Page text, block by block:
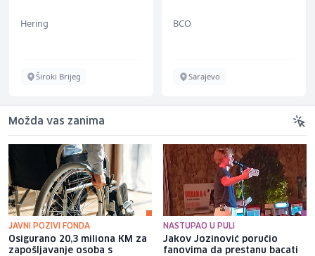
Hering
Široki Brijeg
BCO
Sarajevo
Možda vas zanima
JAVNI POZIVI FONDA
Osigurano 20,3 miliona KM za
zapošljavanje osoba s
NASTUPAO U PULI
Jakov Jozinović poručio
fanovima da prestanu bacati